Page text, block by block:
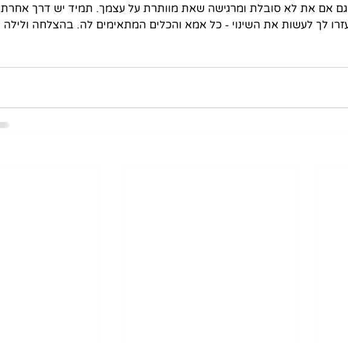
אם את לא סובלת ומרגישה שאת מוותרת על עצמך. תמיד יש דרך
לך לעשות את השינוי - כל אמא והכלים המתאימים לה. בהצלחה ולילה